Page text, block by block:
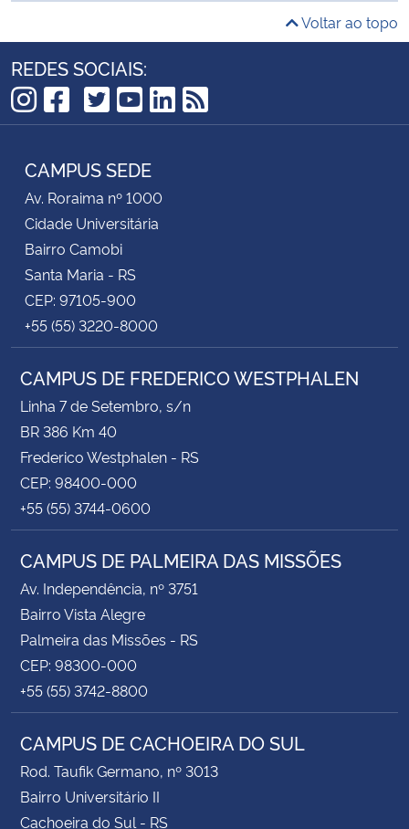
Voltar ao topo
REDES SOCIAIS:
Instagram
Facebook
TikTok
Twitter
YouTube
LinkedIn
RSS
CAMPUS SEDE
Av. Roraima nº 1000
Cidade Universitária
Bairro Camobi
Santa Maria - RS
CEP: 97105-900
+55 (55) 3220-8000
CAMPUS DE FREDERICO WESTPHALEN
Linha 7 de Setembro, s/n
BR 386 Km 40
Frederico Westphalen - RS
CEP: 98400-000
+55 (55) 3744-0600
CAMPUS DE PALMEIRA DAS MISSÕES
Av. Independência, nº 3751
Bairro Vista Alegre
Palmeira das Missões - RS
CEP: 98300-000
+55 (55) 3742-8800
CAMPUS DE CACHOEIRA DO SUL
Rod. Taufik Germano, nº 3013
Bairro Universitário II
Cachoeira do Sul - RS